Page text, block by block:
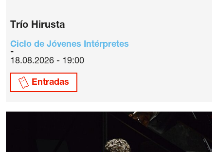
Trío Hirusta
Ciclo de Jóvenes Intérpretes
18.08.2026 - 19:00
Entradas